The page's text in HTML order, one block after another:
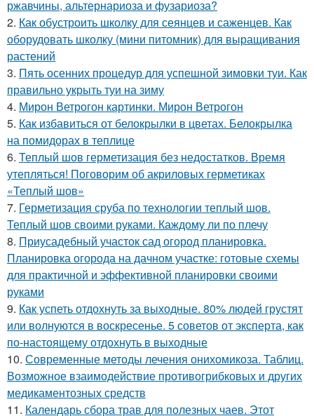
ржавчины, альтернариоза и фузариоза?
2. Как обустроить школку для сеянцев и саженцев. Как
оборудовать школку (мини питомник) для выращивания
растений
3. Пять осенних процедур для успешной зимовки туи. Как
правильно укрыть туи на зиму
4. Мирон Ветрогон картинки. Мирон Ветрогон
5. Как избавиться от белокрылки в цветах. Белокрылка
на помидорах в теплице
6. Теплый шов герметизация без недостатков. Время
утепляться! Поговорим об акриловых герметиках
«Теплый шов»
7. Герметизация сруба по технологии теплый шов.
Теплый шов своими руками. Каждому ли по плечу
8. Приусадебный участок сад огород планировка.
Планировка огорода на дачном участке: готовые схемы
для практичной и эффективной планировки своими
руками
9. Как успеть отдохнуть за выходные. 80% людей грустят
или волнуются в воскресенье. 5 советов от эксперта, как
по-настоящему отдохнуть в выходные
10. Современные методы лечения онихомикоза. Таблиц.
Возможное взаимодействие противогрибковых и других
медикаментозных средств
11. Календарь сбора трав для полезных чаев. Этот